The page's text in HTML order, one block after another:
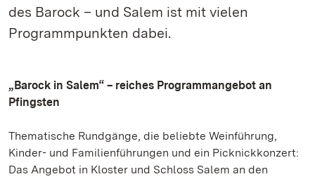
des Barock – und Salem ist mit vielen
Programmpunkten dabei.
„Barock in Salem“ – reiches Programmangebot an
Pfingsten
Thematische Rundgänge, die beliebte Weinführung,
Kinder- und Familienführungen und ein Picknickkonzert:
Das Angebot in Kloster und Schloss Salem an den